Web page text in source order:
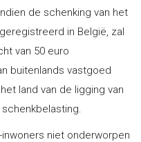
de schenking van het
in België, zal
van 50 euro
buitenlands vastgoed
land van de ligging van
niet onderworpen